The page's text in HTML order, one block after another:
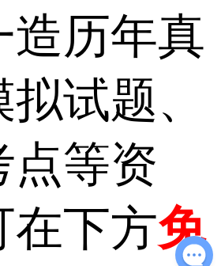
造历年真
试题、
点等资
在下方免